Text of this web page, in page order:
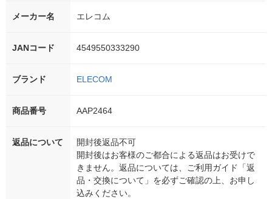
メーカー名 エレコム
JANコード 4549550333290
ブランド ELECOM
商品番号 AAP2464
返品について
開封後返品不可
開封後はお客様のご都合による返品はお受けで
きません。返品については、ご利用ガイド「返
品・交換について」を必ずご確認の上、お申し
込みください。